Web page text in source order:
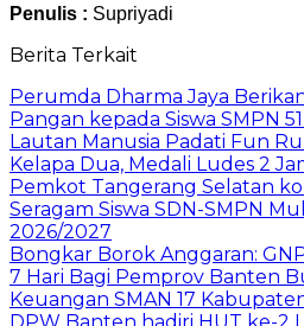
Penulis : Supriyadi
Berita Terkait
Perumda Dharma Jaya
Pangan kepada Siswa SMPN
Lautan Manusia Padati Fun
Kelapa Dua, Medali Ludes 2
Pemkot Tangerang Selatan
Seragam Siswa SDN-SMPN
2026/2027
Bongkar Borok Anggaran:
7 Hari Bagi Pemprov Banten
Keuangan SMAN 17